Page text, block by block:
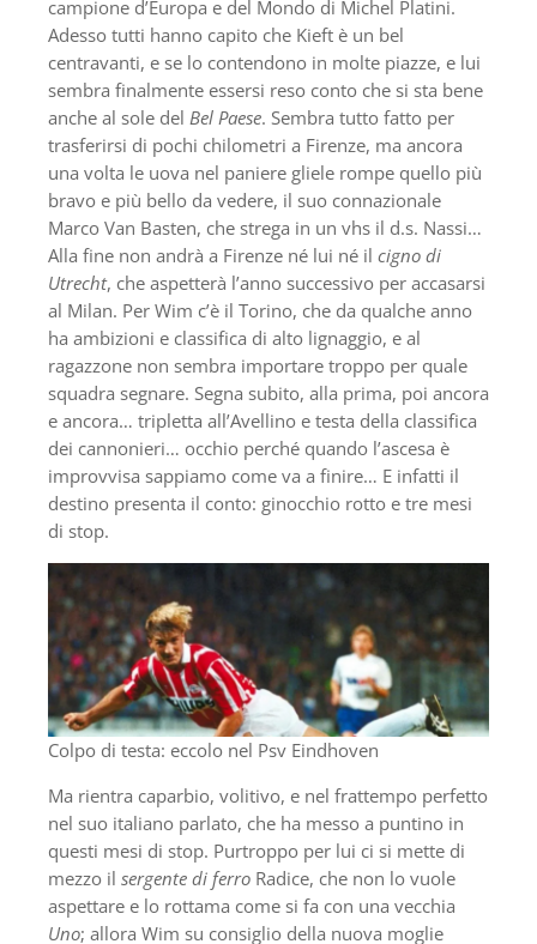
campione d’Europa e del Mondo di Michel Platini.
Adesso tutti hanno capito che Kieft è un bel
centravanti, e se lo contendono in molte piazze, e lui
sembra finalmente essersi reso conto che si sta bene
anche al sole del Bel Paese. Sembra tutto fatto per
trasferirsi di pochi chilometri a Firenze, ma ancora
una volta le uova nel paniere gliele rompe quello più
bravo e più bello da vedere, il suo connazionale
Marco Van Basten, che strega in un vhs il d.s. Nassi…
Alla fine non andrà a Firenze né lui né il cigno di
Utrecht, che aspetterà l’anno successivo per accasarsi
al Milan. Per Wim c’è il Torino, che da qualche anno
ha ambizioni e classifica di alto lignaggio, e al
ragazzone non sembra importare troppo per quale
squadra segnare. Segna subito, alla prima, poi ancora
e ancora… tripletta all’Avellino e testa della classifica
dei cannonieri… occhio perché quando l’ascesa è
improvvisa sappiamo come va a finire… E infatti il
destino presenta il conto: ginocchio rotto e tre mesi
di stop.
Colpo di testa: eccolo nel Psv Eindhoven
Ma rientra caparbio, volitivo, e nel frattempo perfetto
nel suo italiano parlato, che ha messo a puntino in
questi mesi di stop. Purtroppo per lui ci si mette di
mezzo il sergente di ferro Radice, che non lo vuole
aspettare e lo rottama come si fa con una vecchia
Uno; allora Wim su consiglio della nuova moglie